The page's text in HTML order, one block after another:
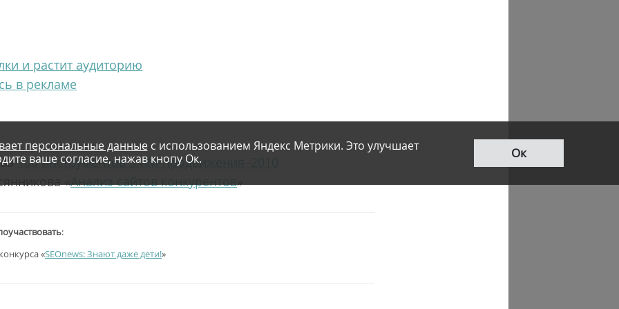
и растит аудиторию
в рекламе
100 инструментов SMM-продвижения–2010
«Анализ сайтов конкурентов»
:
«SEOnews: Знают даже дети!»
персональные данныес использованием Яндекс Метрики. Это улучшает
ваше согласие, нажав кнопу Ок.
Ок